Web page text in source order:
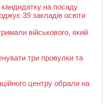
на посаду
39 закладів освіти
військового, який
три провулки та
центру обрали на